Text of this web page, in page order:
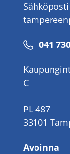
Sähköposti
041
C
PL 487
33101
Avoinna